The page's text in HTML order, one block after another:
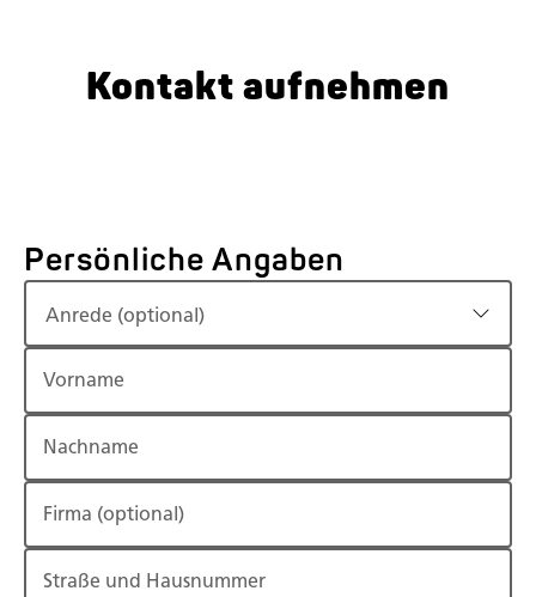
Kontakt aufnehmen
Persönliche Angaben
Anrede (optional)
Vorname
Nachname
Firma (optional)
Straße und Hausnummer